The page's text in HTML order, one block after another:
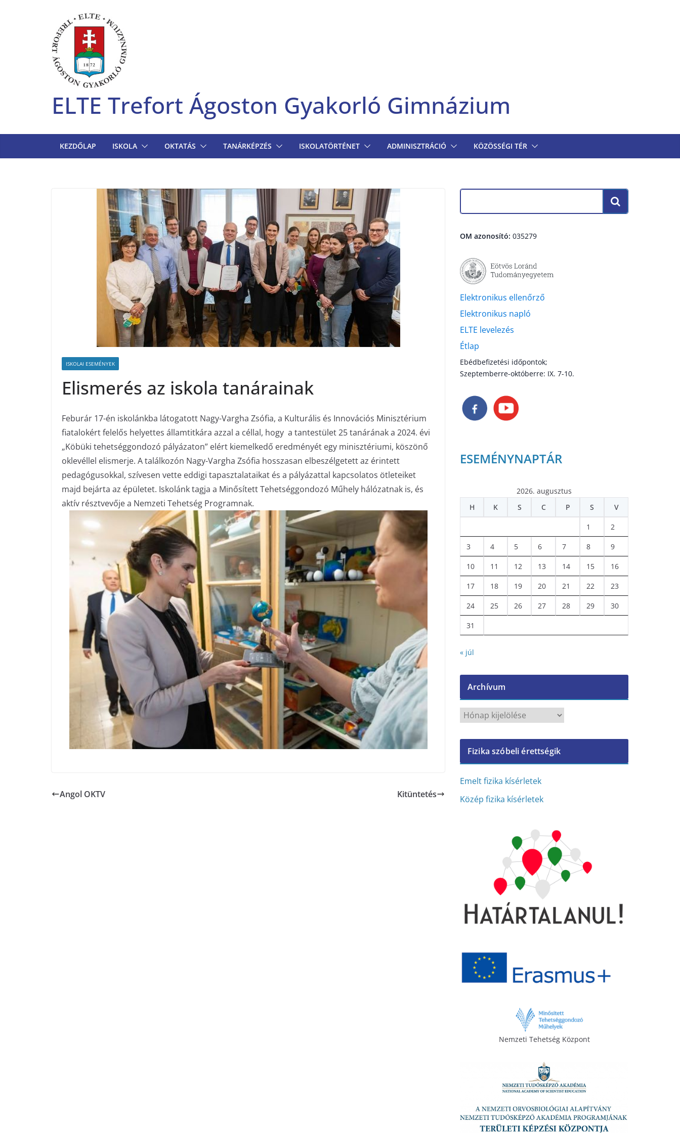
ELTE Trefort Ágoston Gyakorló Gimnázium
KEZDŐLAP ISKOLA OKTATÁS TANÁRKÉPZÉS ISKOLATÖRTÉNET ADMINISZTRÁCIÓ KÖZÖSSÉGI TÉR
ISKOLAI ESEMÉNYEK
Elismerés az iskola tanárainak
Feburár 17-én iskolánkba látogatott Nagy-Vargha Zsófia, a Kulturális és Innovációs Minisztérium
fiatalokért felelős helyettes államtitkára azzal a céllal, hogy a tantestület 25 tanárának a 2024. évi
„Köbüki tehetséggondozó pályázaton” elért kiemelkedő eredményét egy minisztériumi, köszönő
oklevéllel elismerje. A találkozón Nagy-Vargha Zsófia hosszasan elbeszélgetett az érintett
pedagógusokkal, szívesen vette eddigi tapasztalataikat és a pályázattal kapcsolatos ötleteiket
majd bejárta az épületet. Iskolánk tagja a Minősített Tehetséggondozó Műhely hálózatnak is, és
aktív résztvevője a Nemzeti Tehetség Programnak.
Angol OKTV Kitüntetés
OM azonosító: 035279
Elektronikus ellenőrző
Elektronikus napló
ELTE levelezés
Étlap
Ebédbefizetési időpontok;
Szeptemberre-októberre: IX. 7-10.
ESEMÉNYNAPTÁR
2026. augusztus
H
K S C P S V
1 2
3 4 5 6 7 8 9
10 11 12 13 14 15 16
17 18 19 20 21 22 23
24 25 26 27 28 29 30
31
« júl
Archívum
c
í
v
m
Fizika szóbeli érettségik
Emelt fizika kísérletek
Közép fizika kísérletek
Nemzeti Tehetség Központ